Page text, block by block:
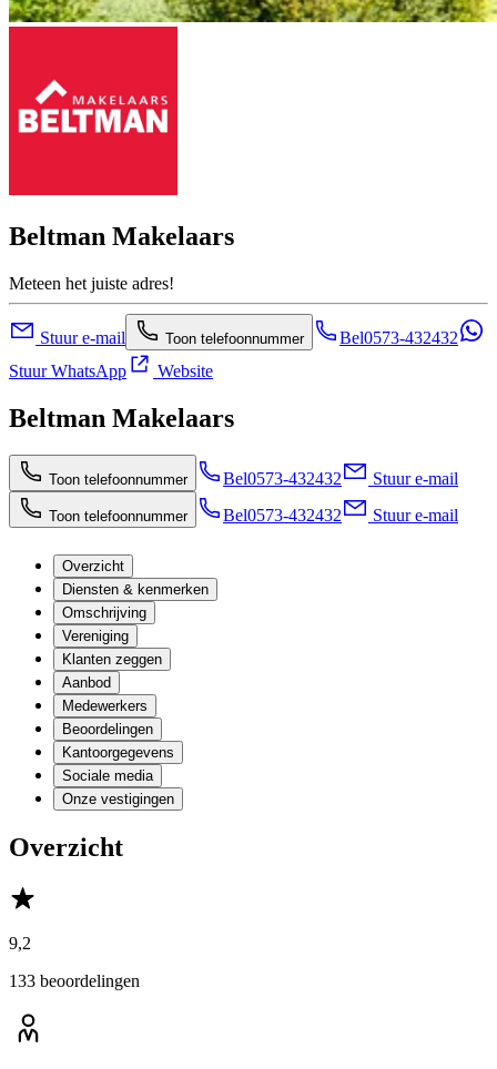
Beltman Makelaars
Meteen het juiste adres!
Stuur e-mail Toon telefoonnummer Bel0573-432432
Stuur WhatsApp
Website
Beltman Makelaars
Toon telefoonnummer Bel0573-432432 Stuur e-mail
Toon telefoonnummer Bel0573-432432 Stuur e-mail
Overzicht
Diensten & kenmerken
Omschrijving
Vereniging
Klanten zeggen
Aanbod
Medewerkers
Beoordelingen
Kantoorgegevens
Sociale media
Onze vestigingen
Overzicht
9,2
133 beoordelingen